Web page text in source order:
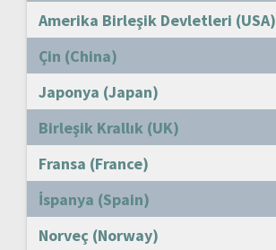
Amerika Birleşik Devletleri (USA)
Çin (China)
Japonya (Japan)
Birleşik Krallık (UK)
Fransa (France)
İspanya (Spain)
Norveç (Norway)